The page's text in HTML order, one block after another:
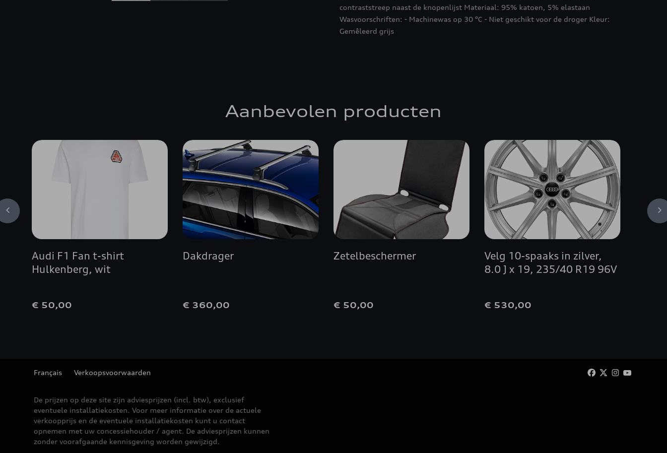
contraststreep naast de knopenlijst Materiaal: 95% katoen, 5% elastaan
Wasvoorschriften: - Machinewas op 30 °C - Niet geschikt voor de droger Kleur:
Gemêleerd grijs
Aanbevolen producten
Audi F1 Fan t-shirt
Hulkenberg, wit
€ 50,00
Dakdrager
€ 360,00
Zetelbeschermer
€ 50,00
Velg 10-spaaks in zilver,
8.0 J x 19, 235/40 R19 96V
€ 530,00
Français Verkoopsvoorwaarden
De prijzen op deze site zijn adviesprijzen (incl. btw), exclusief
eventuele installatiekosten. Voor meer informatie over de actuele
verkoopprijs en de eventuele installatiekosten kunt u contact
opnemen met uw concessiehouder / agent. De adviesprijzen kunnen
zonder voorafgaande kennisgeving worden gewijzigd.